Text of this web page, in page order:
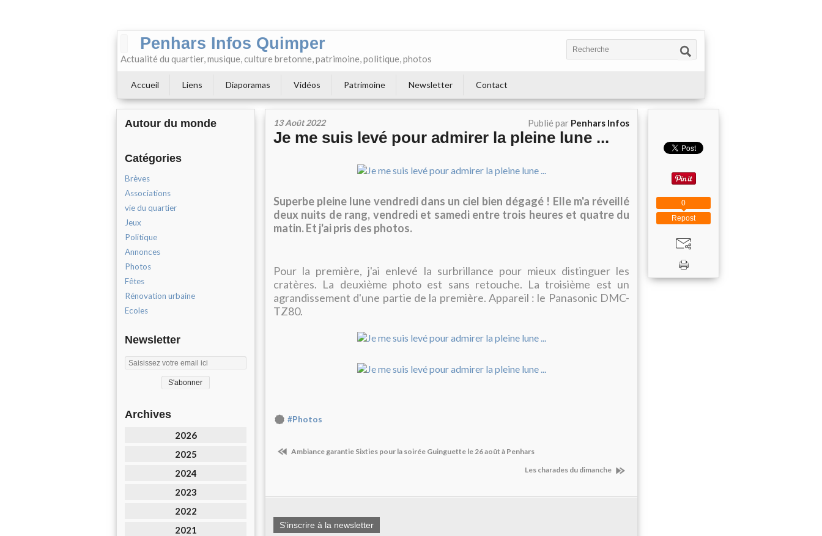
Penhars Infos Quimper
Actualité du quartier, musique, culture bretonne, patrimoine, politique, photos
Accueil Liens Diaporamas Vidéos Patrimoine Newsletter Contact
Autour du monde
Catégories
Brèves
Associations
vie du quartier
Jeux
Politique
Annonces
Photos
Fêtes
Rénovation urbaine
Ecoles
Newsletter
Archives
2026
2025
2024
2023
2022
2021
13 Août 2022 Publié par Penhars Infos
Je me suis levé pour admirer la pleine lune ...
Superbe pleine lune vendredi dans un ciel bien dégagé ! Elle m'a réveillé
deux nuits de rang, vendredi et samedi entre trois heures et quatre du
matin. Et j'ai pris des photos.
Pour la première, j'ai enlevé la surbrillance pour mieux distinguer les
cratères. La deuxième photo est sans retouche. La troisième est un
agrandissement d'une partie de la première. Appareil : le Panasonic DMC-
TZ80.
#Photos
Ambiance garantie Sixties pour la soirée Guinguette le 26 août à Penhars
Les charades du dimanche
S'inscrire à la newsletter
Repost
0